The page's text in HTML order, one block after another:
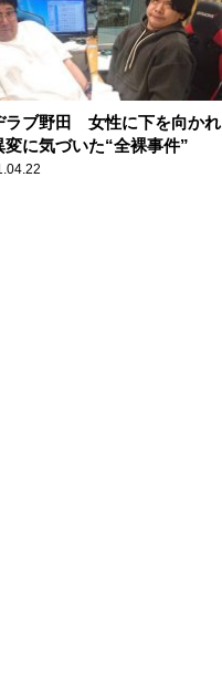
ラブ野田 女性に下を向かれ
変に気づいた“全裸事件”